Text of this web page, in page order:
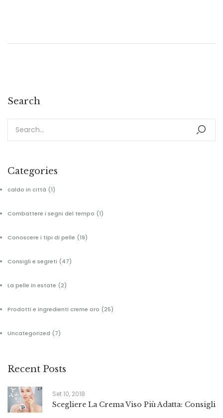
Search
Categories
caldo in città (1)
Combattere i segni del tempo (1)
Conoscere i tipi di pelle (19)
Consigli e segreti (47)
La pelle in estate (2)
Prodotti e ingredienti creme oro (25)
Uncategorized (7)
Recent Posts
Set 10, 2018
Scegliere La Crema Viso Più Adatta: Consigli